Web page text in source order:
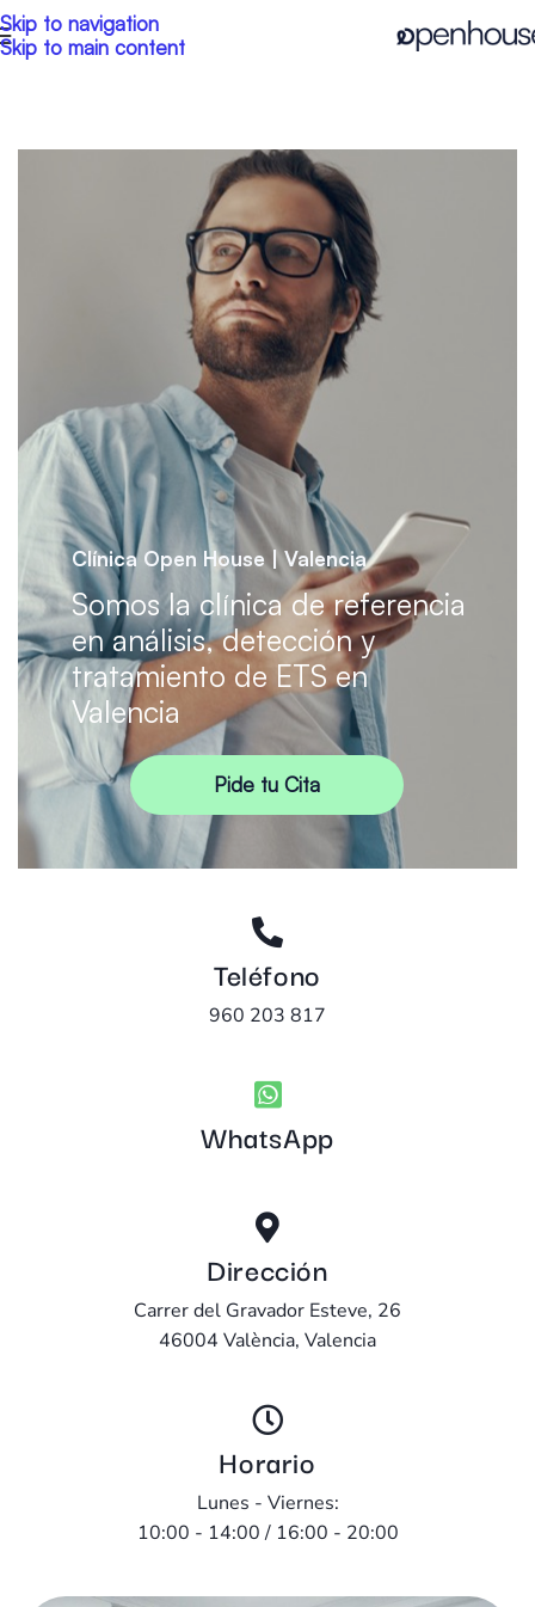
Skip to navigation
Skip to main content
Clínica Open House | Valencia
Somos la clínica de referencia
en análisis, detección y
tratamiento de ETS en
Valencia
Pide tu Cita
Horario
Lunes - Viernes:
10:00 - 14:00 / 16:00 - 20:00
Dirección
Carrer del Gravador Esteve, 26
46004 València, Valencia
WhatsApp
Teléfono
960 203 817